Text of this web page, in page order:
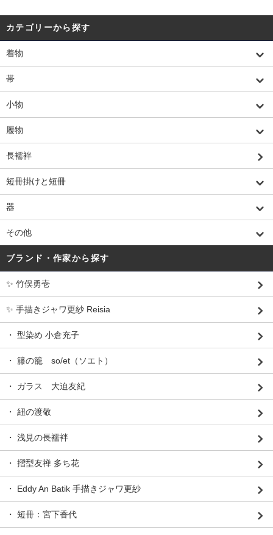
カテゴリーから探す
着物
帯
小物
履物
長襦袢
短冊掛けと短冊
器
その他
ブランド・作家から探す
✨ 竹俣勇壱
✨ 手描きジャワ更紗 Reisia
・ 型染め 小倉充子
・ 籐の籠 so/et（ソエト）
・ ガラス 大迫友紀
・ 紐の渡敬
・ 浅見の長襦袢
・ 摺型友禅 多ち花
・ Eddy An Batik 手描きジャワ更紗
・ 短冊：宮下香代